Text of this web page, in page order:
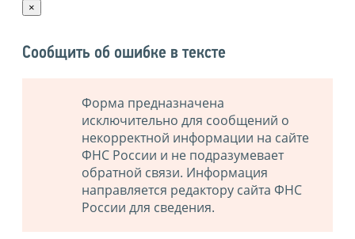
×
Сообщить об ошибке в тексте
Форма предназначена
исключительно для сообщений о
некорректной информации на сайте
ФНС России и не подразумевает
обратной связи. Информация
направляется редактору сайта ФНС
России для сведения.